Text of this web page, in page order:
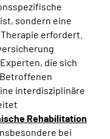
sondern eine
erfordert.
die sich
interdisziplinäre
Rehabilitation
bei